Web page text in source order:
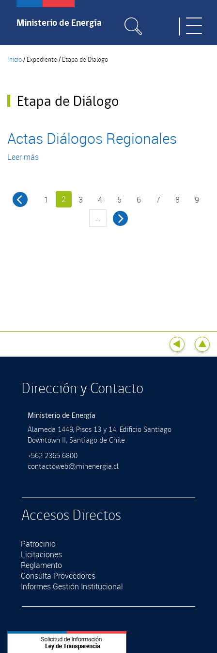
Pasar
contenido
Ministerio de Energía
Inicio/ Expediente/ Etapa de Dialogo
Etapa de Diálogo
Actas Diálogos Regionales
Leer más
Regionales
1
2 3 4 5 6 7 8
9
…
Dirección y Contacto
Ministerio de Energía
Alameda 1449, Pisos 13 y 14, Ediﬁcio Santiago
Downtown II, Santiago de Chile
+562 2365 6800
contactoweb@minenergia.cl
Accesos Directos
Patrocinio
Licitaciones
Reglamento
Consulta Proveedores
Informes Gestión Institucional